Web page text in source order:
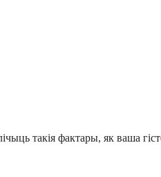
такія фактары, як ваша